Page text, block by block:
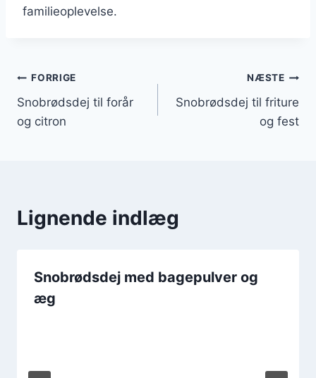
familieoplevelse.
Indlægsnavigation
FORRIGE
Snobrødsdej til forår
og citron
NÆSTE
Snobrødsdej til friture
og fest
Lignende indlæg
Snobrødsdej med bagepulver og
æg